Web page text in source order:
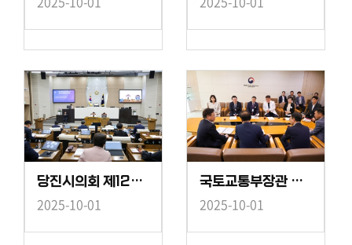
당진시의회 제123회 임시회 제2차 예산결산특별위원회
2025-10-01
국토교통부장관 면담
2025-10-01